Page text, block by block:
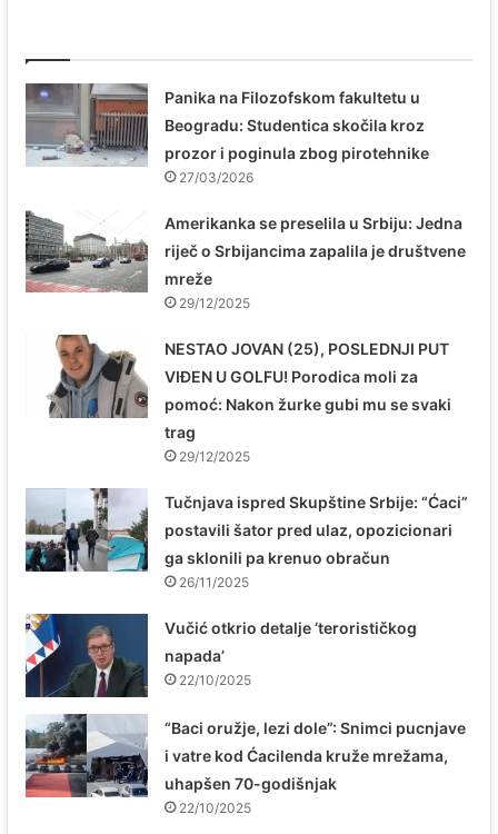
Panika na Filozofskom fakultetu u
Beogradu: Studentica skočila kroz
prozor i poginula zbog pirotehnike
27/03/2026
Amerikanka se preselila u Srbiju: Jedna
riječ o Srbijancima zapalila je društvene
mreže
29/12/2025
NESTAO JOVAN (25), POSLEDNJI PUT
VIĐEN U GOLFU! Porodica moli za
pomoć: Nakon žurke gubi mu se svaki
trag
29/12/2025
Tučnjava ispred Skupštine Srbije: “Ćaci”
postavili šator pred ulaz, opozicionari
ga sklonili pa krenuo obračun
26/11/2025
Vučić otkrio detalje ‘terorističkog
napada’
22/10/2025
“Baci oružje, lezi dole”: Snimci pucnjave
i vatre kod Ćacilenda kruže mrežama,
uhapšen 70-godišnjak
22/10/2025